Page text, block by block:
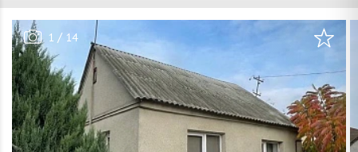
1 / 14